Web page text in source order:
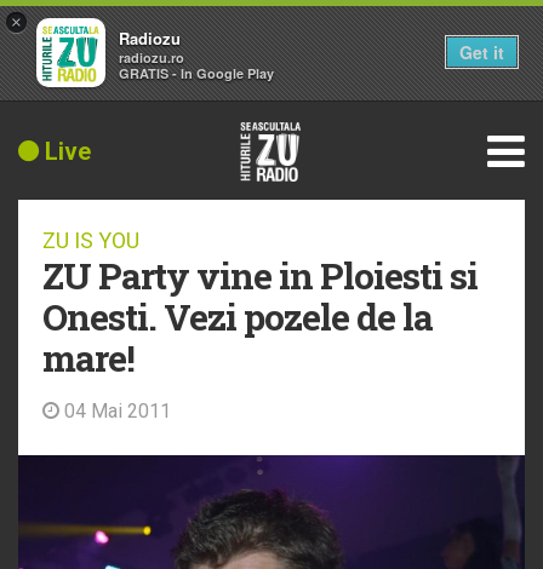
Live
ZU IS YOU
ZU Party vine in Ploiesti si
Onesti. Vezi pozele de la
mare!
04 Mai 2011
×
Radiozu
radiozu.ro
GRATIS - In Google Play
Get it